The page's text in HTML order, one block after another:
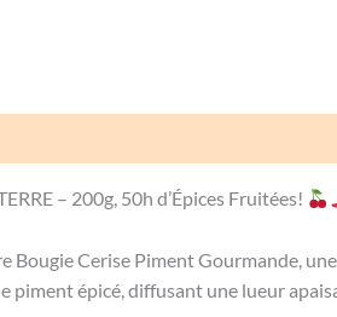
– 200g, 50h d’Épices Fruitées!
Cerise Piment Gourmande,
piment épicé, diffusant une lueur